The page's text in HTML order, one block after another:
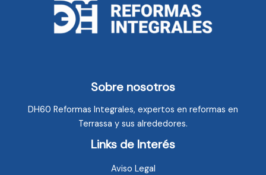
Sobre nosotros
DH60 Reformas Integrales, expertos en reformas en
Terrassa y sus alrededores.
Links de Interés
Aviso Legal